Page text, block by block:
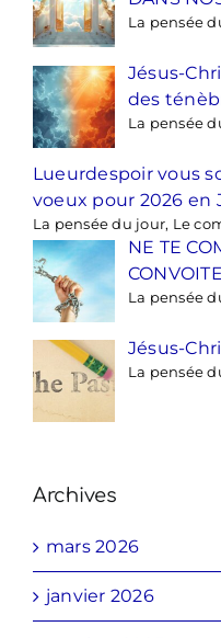
La pensée
Jésus-
des
La pensée
Lueurdespoir vous
voeux pour 2026 en
La pensée du jour, Le
NE TE
La pensée
Jésus-
La pensée
Archives
mars 2026
janvier 2026